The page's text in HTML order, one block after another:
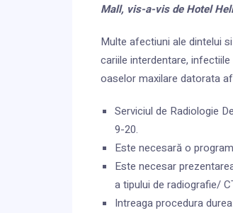
Mall, vis-a-vis de Hotel
Multe afectiuni ale dintelui
cariile interdentare,
oaselor maxilare datorata
Serviciul de Radiologie
9-20.
Este necesară o
Este necesar
a tipului de radiografie/
Intreaga procedura